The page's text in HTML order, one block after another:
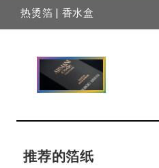
热烫箔 | 香水盒
推荐的箔纸